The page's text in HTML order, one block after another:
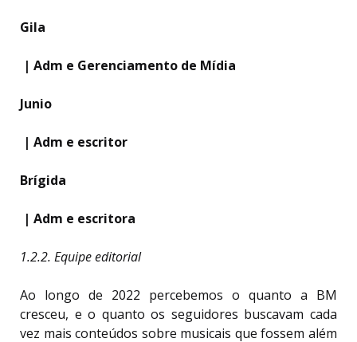
Gila
| Adm e Gerenciamento de Mídia
Junio
| Adm e escritor
Brígida
| Adm e escritora
1.2.2. Equipe editorial
Ao longo de 2022 percebemos o quanto a BM
cresceu, e o quanto os seguidores buscavam cada
vez mais conteúdos sobre musicais que fossem além